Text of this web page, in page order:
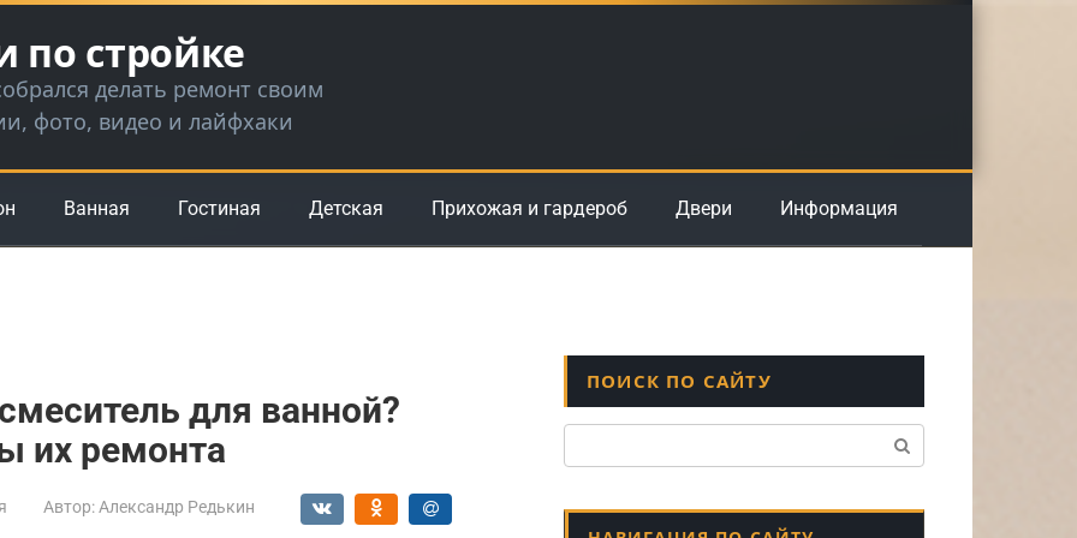
по стройке
делать ремонт своим
фото, видео и лайфхаки
Ванная Гостиная Детская Прихожая и гардероб Двери Информация
для ванной?
их ремонта
Автор: Александр Редькин
ПОИСК ПО САЙТУ